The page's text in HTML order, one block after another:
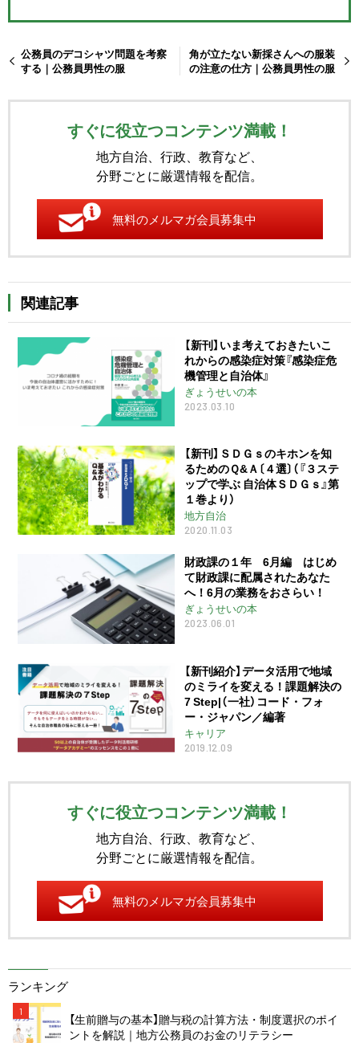
公務員のデコシャツ問題を考察
する｜公務員男性の服
角が立たない新採さんへの服装
の注意の仕方｜公務員男性の服
すぐに役立つコンテンツ満載！
地方自治、行政、教育など、
分野ごとに厳選情報を配信。
無料のメルマガ会員募集中
関連記事
【新刊】いま考えておきたいこ
れからの感染症対策『感染症危
機管理と自治体』
ぎょうせいの本
2023.03.10
【新刊】ＳＤＧｓのキホンを知
るためのＱ&Ａ〔４選〕（『３ステ
ップで学ぶ 自治体ＳＤＧｓ』第
１巻より）
地方自治
2020.11.03
財政課の１年 6月編 はじめ
て財政課に配属されたあなた
へ！6月の業務をおさらい！
ぎょうせいの本
2023.06.01
【新刊紹介】データ活用で地域
のミライを変える！課題解決の
7 Step|（一社）コード・フォ
ー・ジャパン／編著
キャリア
2019.12.09
すぐに役立つコンテンツ満載！
地方自治、行政、教育など、
分野ごとに厳選情報を配信。
無料のメルマガ会員募集中
ランキング
1
【生前贈与の基本】贈与税の計算方法・制度選択のポイ
ントを解説｜地方公務員のお金のリテラシー